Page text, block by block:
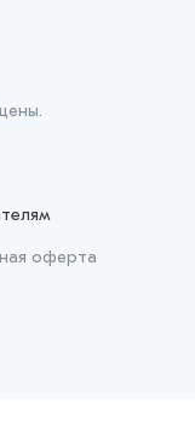
оферта